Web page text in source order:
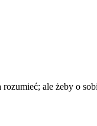
ale żeby o